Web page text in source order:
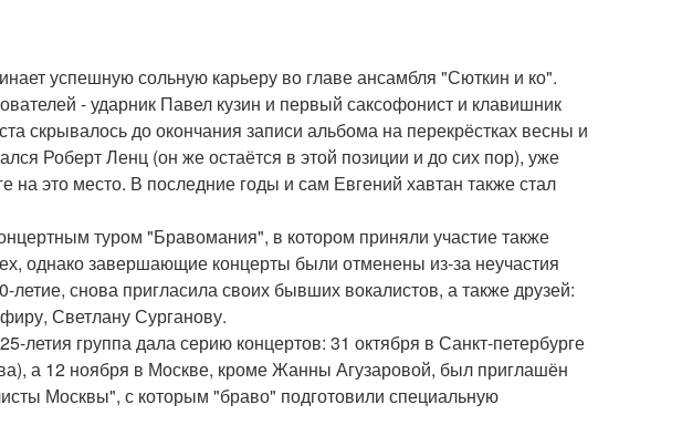
успешную сольную карьеру во главе ансамбля "Сюткин и ко".
- ударник Павел кузин и первый саксофонист и клавишник
скрывалось до окончания записи альбома на перекрёстках весны и
Роберт Ленц (он же остаётся в этой позиции и до сих пор), уже
на это место. В последние годы и сам Евгений хавтан также стал
туром "Бравомания", в котором приняли участие также
однако завершающие концерты были отменены из-за неучастия
снова пригласила своих бывших вокалистов, а также друзей:
Светлану Сурганову.
летия группа дала серию концертов: 31 октября в Санкт-петербурге
а 12 ноября в Москве, кроме Жанны Агузаровой, был приглашён
Москвы", с которым "браво" подготовили специальную